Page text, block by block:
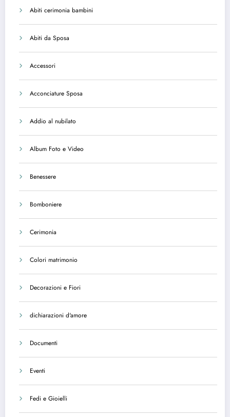
Abiti cerimonia bambini
Abiti da Sposa
Accessori
Acconciature Sposa
Addio al nubilato
Album Foto e Video
Benessere
Bomboniere
Cerimonia
Colori matrimonio
Decorazioni e Fiori
dichiarazioni d'amore
Documenti
Eventi
Fedi e Gioielli